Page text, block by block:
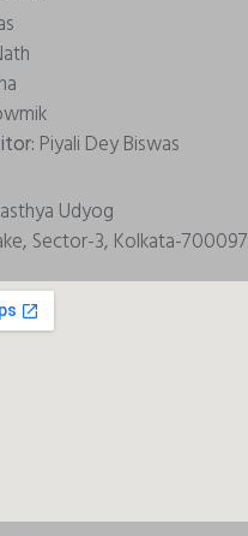
Piyali Dey Biswas
Udyog
Sector-3, Kolkata-700097